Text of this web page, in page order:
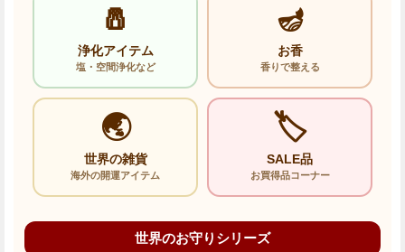
🧂
浄化アイテム
塩・空間浄化など
🪔
お香
香りで整える
🌏
世界の雑貨
海外の開運アイテム
🏷️
SALE品
お買得品コーナー
世界のお守りシリーズ